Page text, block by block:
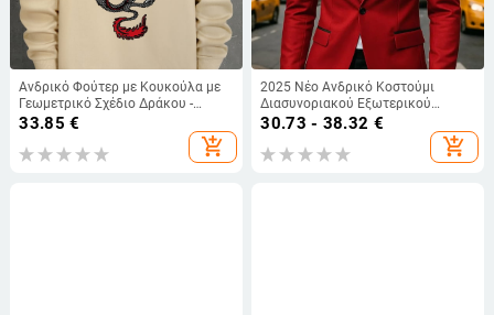
Ανδρικό Φούτερ με Κουκούλα με
Γεωμετρικό Σχέδιο Δράκου -
Πολυεστέρας με τσέπες, πλένεται
Φθινόπωρο
33.85 €
add_shopping_cart
2025 Νέο Ανδρικό Κοστούμι
Διασυνοριακού Εξωτερικού
Εμπορίου για το 2025, Casual
30.73 - 38.32 €
add_shopping_cart